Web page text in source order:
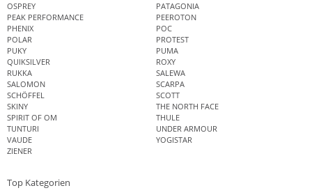
OSPREY
PATAGONIA
PEAK PERFORMANCE
PEEROTON
PHENIX
POC
POLAR
PROTEST
PUKY
PUMA
QUIKSILVER
ROXY
RUKKA
SALEWA
SALOMON
SCARPA
SCHÖFFEL
SCOTT
SKINY
THE NORTH FACE
SPIRIT OF OM
THULE
TUNTURI
UNDER ARMOUR
VAUDE
YOGISTAR
ZIENER
Top Kategorien